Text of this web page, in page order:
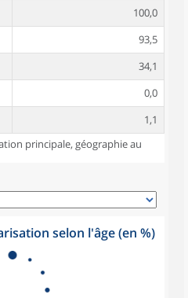
100,0
93,5
34,1
0,0
1,1
principale, géographie au
selon l'âge (en %)